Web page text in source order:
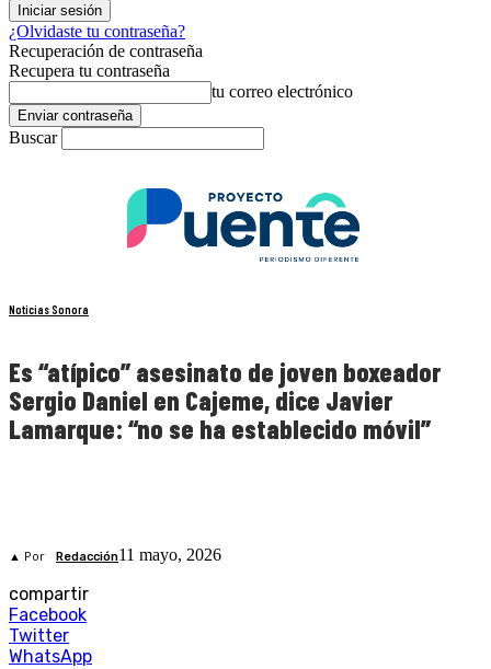
¿Olvidaste tu contraseña?
Recuperación de contraseña
Recupera tu contraseña
tu correo electrónico
Buscar
Noticias Sonora
Es “atípico” asesinato de joven boxeador
Sergio Daniel en Cajeme, dice Javier
Lamarque: “no se ha establecido móvil”
▲ Por Redacción11 mayo, 2026
compartir
Facebook
Twitter
WhatsApp